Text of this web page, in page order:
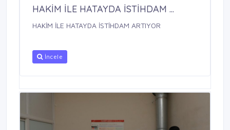
HAKİM İLE HATAYDA İSTİHDAM ...
HAKİM İLE HATAYDA İSTİHDAM ARTIYOR
İncele